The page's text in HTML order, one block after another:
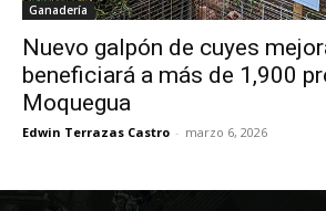
Ganadería
Nuevo galpón de cuyes
beneficiará a más de 1,900
Moquegua
Edwin Terrazas Castro - marzo 6, 2026